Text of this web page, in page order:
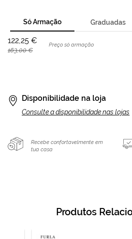
Só Armação
122,25 €
163,00 €
Preço só armação
Graduadas
Disponibilidade na loja
Consulte a disponibilidade nas lojas
Recebe confortavelmente em
tua casa
Produtos